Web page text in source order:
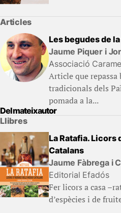
Articles
Les begudes de
Jaume Piquer i
Associació
Article que repassa
tradicionals dels
pomada a la...
Del mateix autor
Llibres
La Ratafia. Licors
Catalans
Jaume Fàbrega i
Editorial Efadós
Fer licors a casa
d’espècies i de